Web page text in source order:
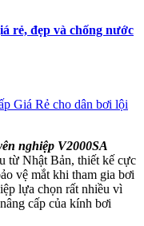
rẻ, đẹp và chống nước
nghiệp V2000SA
từ Nhật Bản, thiết kế cực
vệ mắt khi tham gia bơi
lựa chọn rất nhiều vì
cấp của kính bơi